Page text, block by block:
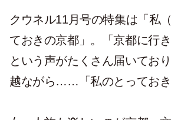
クウネル11月号の特集は「私
ておきの京都」。「京都に行
という声がたくさん届いてお
越ながら……「私のとっておき